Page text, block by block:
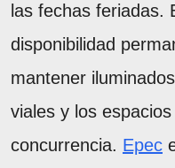
las fechas feriadas.
disponibilidad
mantener
viales y los
concurrencia. Epec